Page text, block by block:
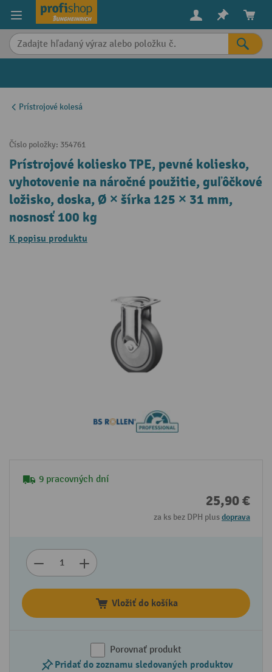
content
Prístrojové kolesá
Číslo položky: 354761
Prístrojové koliesko TPE, pevné koliesko,
vyhotovenie na náročné použitie, guľôčkové
ložisko, doska, Ø × šírka 125 × 31 mm,
nosnosť 100 kg
K popisu produktu
9 pracovných dní
25,90 €
za ks bez DPH plusdoprava
Vložiť do košíka
Porovnať produkt
Pridať do zoznamu sledovaných produktov